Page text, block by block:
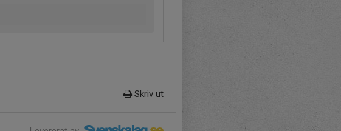
Skriv ut